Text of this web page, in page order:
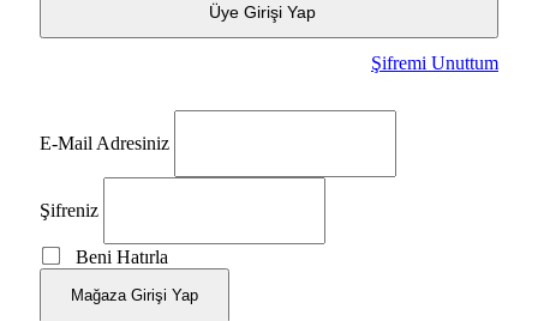
Üye Girişi Yap
Şifremi Unuttum
E-Mail Adresiniz
Şifreniz
Beni Hatırla
Mağaza Girişi Yap